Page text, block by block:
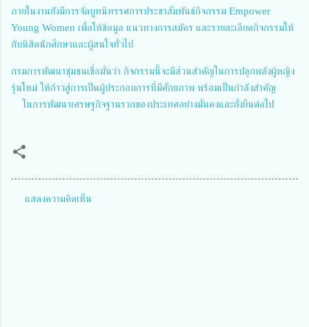
ภายในงานยังมีการจัดบูทนิทรรศการประชาสัมพันธ์กิจกรรม Empower
Young Women เพื่อให้ข้อมูล แนวทางการสมัคร และรายละเอียดกิจกรรมให้
กับนิสิตนักศึกษาและผู้สนใจทั่วไป
กรมการพัฒนาชุมชนเชื่อมั่นว่า กิจกรรมนี้จะมีส่วนสำคัญในการปลุกพลังผู้หญิง
รุ่นใหม่ ให้ก้าวสู่การเป็นผู้ประกอบการที่มีศักยภาพ พร้อมเป็นกำลังสำคัญ
ในการพัฒนาเศรษฐกิจฐานรากของประเทศอย่างมั่นคงและยั่งยืนต่อไป
แสดงความคิดเห็น